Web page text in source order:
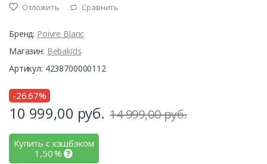
Отложить Сравнить
Бренд: Poivre Blanc
Магазин: Bebakids
Артикул: 4238700000112
-26.67%
10 999,00 руб. 14 999,00 руб.
Купить с кэшбэком
1,50%